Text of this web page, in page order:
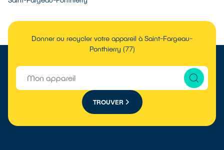
Donner ou recycler votre appareil à Saint-Fargeau-
Ponthierry (77)
TROUVER